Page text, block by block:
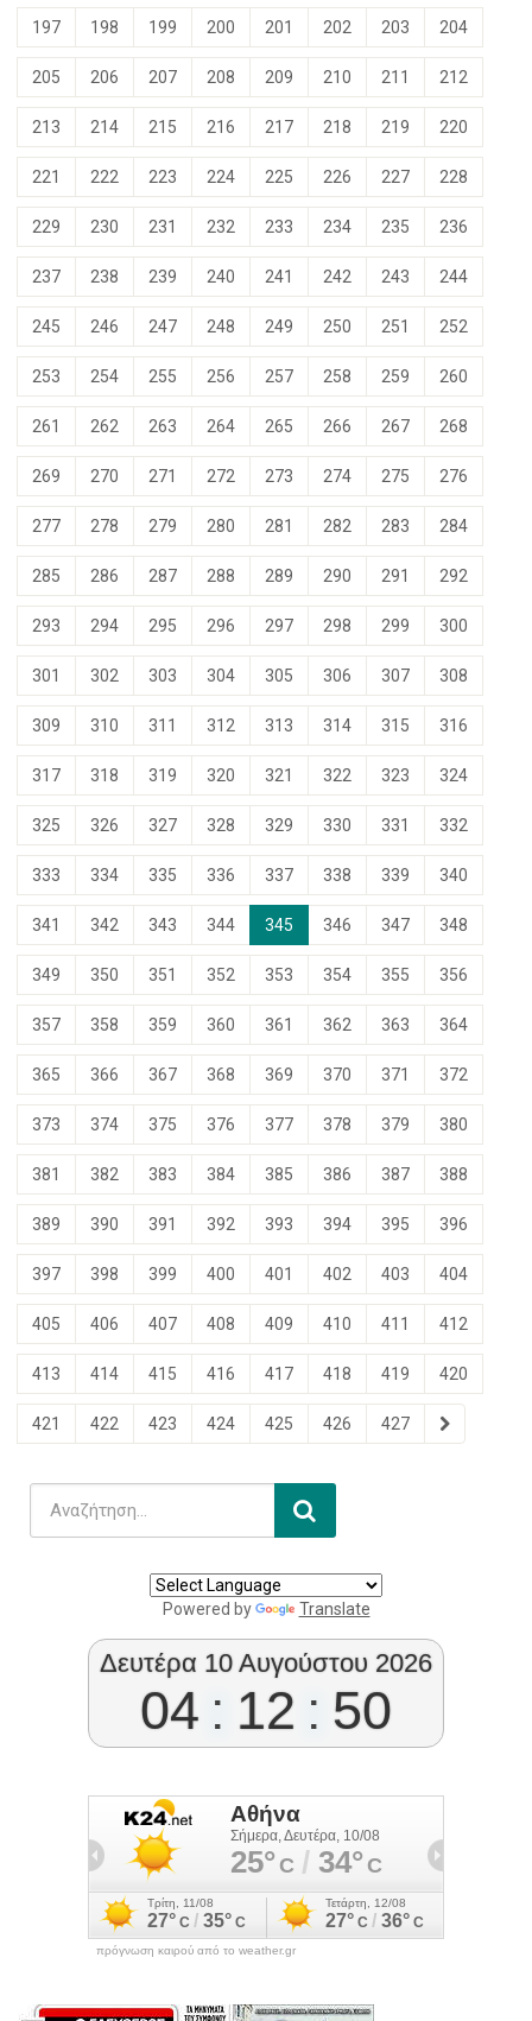
197 198 199 200 201 202 203 204
205 206 207 208 209 210 211 212
213 214 215 216 217 218 219 220
221 222 223 224 225 226 227 228
229 230 231 232 233 234 235 236
237 238 239 240 241 242 243 244
245 246 247 248 249 250 251 252
253 254 255 256 257 258 259 260
261 262 263 264 265 266 267 268
269 270 271 272 273 274 275 276
277 278 279 280 281 282 283 284
285 286 287 288 289 290 291 292
293 294 295 296 297 298 299 300
301 302 303 304 305 306 307 308
309 310 311 312 313 314 315 316
317 318 319 320 321 322 323 324
325 326 327 328 329 330 331 332
333 334 335 336 337 338 339 340
341 342 343 344 345 346 347 348
349 350 351 352 353 354 355 356
357 358 359 360 361 362 363 364
365 366 367 368 369 370 371 372
373 374 375 376 377 378 379 380
381 382 383 384 385 386 387 388
389 390 391 392 393 394 395 396
397 398 399 400 401 402 403 404
405 406 407 408 409 410 411 412
413 414 415 416 417 418 419 420
421 422 423 424 425 426 427
Powered by Translate
Δευτέρα 10 Αυγούστου 2026
04 : 12 : 50
πρόγνωση καιρού από το weather.gr